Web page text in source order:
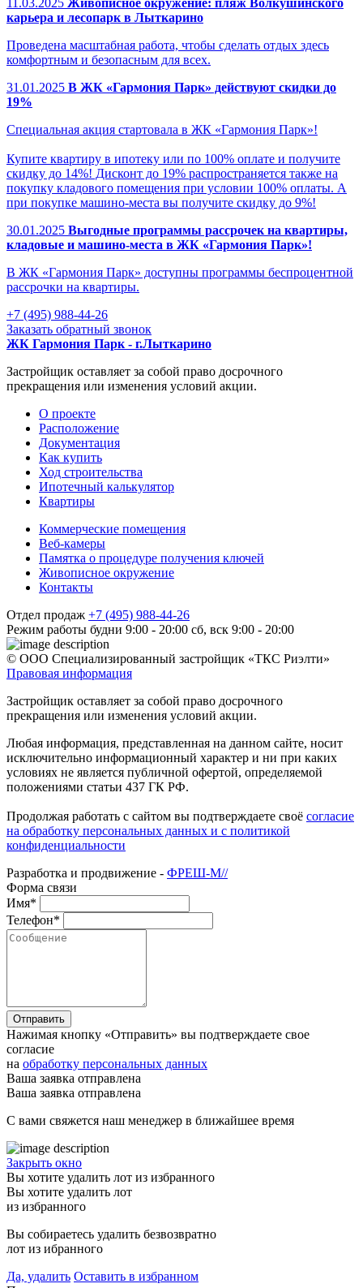
карьера и лесопарк в Лыткарино
Проведена масштабная работа, чтобы сделать отдых здесь
комфортным и безопасным для всех.
31.01.2025 В ЖК «Гармония Парк» действуют скидки до
19%
Специальная акция стартовала в ЖК «Гармония Парк»!
Купите квартиру в ипотеку или по 100% оплате и получите
скидку до 14%! Дисконт до 19% распространяется также на
покупку кладового помещения при условии 100% оплаты. А
при покупке машино-места вы получите скидку до 9%!
30.01.2025 Выгодные программы рассрочек на квартиры,
кладовые и машино-места в ЖК «Гармония Парк»!
В ЖК «Гармония Парк» доступны программы беспроцентной
рассрочки на квартиры.
+7 (495) 988-44-26
Заказать обратный звонок
ЖК Гармония Парк - г.Лыткарино
Застройщик оставляет за собой право досрочного
прекращения или изменения условий акции.
О проекте
Раcположение
Документация
Как купить
Ход строительства
Ипотечный калькулятор
Квартиры
Коммерческие помещения
Веб-камеры
Памятка о процедуре получения ключей
Живописное окружение
Контакты
Отдел продаж +7 (495) 988-44-26
Режим работы будни 9:00 - 20:00 сб, вск 9:00 - 20:00
© ООО Специализированный застройщик «ТКС Риэлти»
Правовая информация
Застройщик оставляет за собой право досрочного
прекращения или изменения условий акции.
Любая информация, представленная на данном сайте, носит
исключительно информационный характер и ни при каких
условиях не является публичной офертой, определяемой
положениями статьи 437 ГК РФ.
Продолжая работать с сайтом вы подтверждаете своё согласие
на обработку персональных данных и с политикой
конфиденциальности
Разработка и продвижение - ФРЕШ-М//
Форма связи
Имя*
Телефон*
Отправить
Нажимая кнопку «Отправить» вы подтверждаете свое
согласие
на обработку персональных данных
Ваша заявка отправлена
Ваша заявка отправлена
С вами свяжется наш менеджер в ближайшее время
Закрыть окно
Вы хотите удалить лот из избранного
Вы хотите удалить лот
из избранного
Вы собираетесь удалить безвозвратно
лот из ибранного
Да, удалить Оставить в избранном